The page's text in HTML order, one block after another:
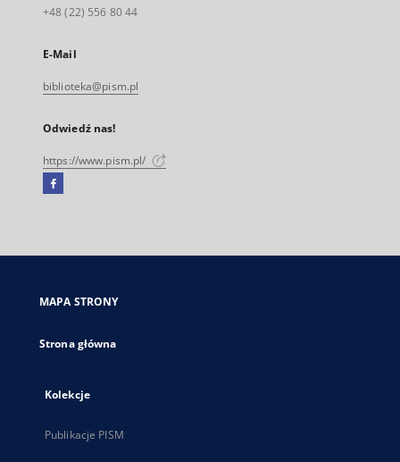
+48 (22) 556 80 44
E-Mail
biblioteka@pism.pl
Odwiedź nas!
https://www.pism.pl/
Facebook
się
karcie
MAPA STRONY
Strona główna
Kolekcje
Publikacje PISM